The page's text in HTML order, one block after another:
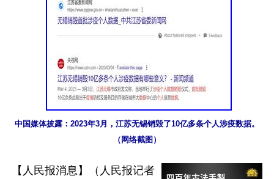
中国媒体披露：2023年3月，江苏无锡销毁了10亿多条个人涉疫数据。
（网络截图）
【人民报消息】（人民报记者